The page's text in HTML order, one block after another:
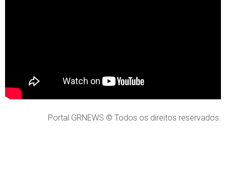
Portal GRNEWS © Todos os direitos reservados.